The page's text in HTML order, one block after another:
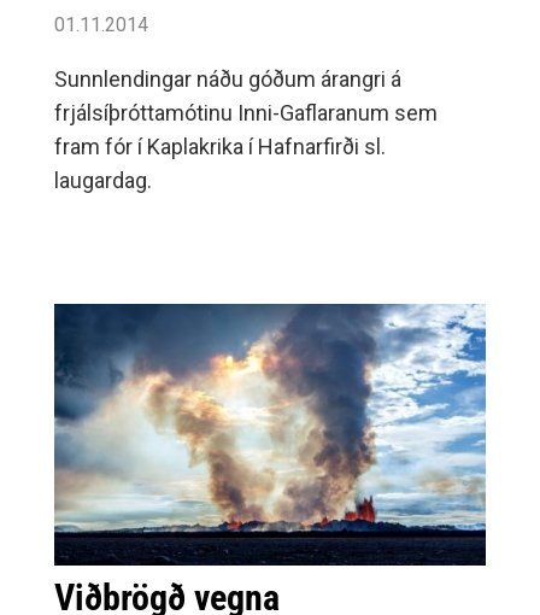
01.11.2014
Sunnlendingar náðu góðum árangri á
frjálsíþróttamótinu Inni-Gaflaranum sem
fram fór í Kaplakrika í Hafnarfirði sl.
laugardag.
Viðbrögð vegna